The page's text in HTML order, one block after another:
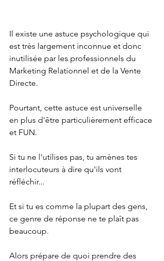
Il existe une astuce psychologique qui
est très largement inconnue et donc
inutilisée par les professionnels du
Marketing Relationnel et de la Vente
Directe.
Pourtant, cette astuce est universelle
en plus d'être particulièrement efficace
et FUN.
Si tu ne l'utilises pas, tu amènes tes
interlocuteurs à dire qu'ils vont
réfléchir...
Et si tu es comme la plupart des gens,
ce genre de réponse ne te plaît pas
beaucoup.
Alors prépare de quoi prendre des